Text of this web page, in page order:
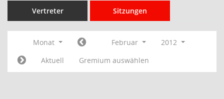
Vertreter Sitzungen
Monat Februar
2012
Aktuell
Gremium auswählen